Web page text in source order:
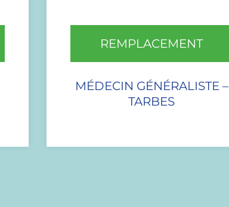
REMPLACEMENT
MÉDECIN GÉNÉRALISTE –
TARBES